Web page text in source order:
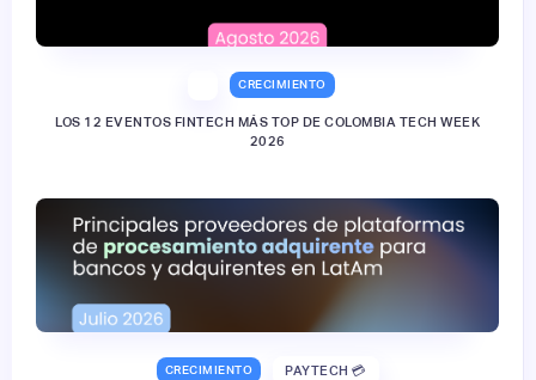
CRECIMIENTO
LOS 12 EVENTOS FINTECH MÁS TOP DE COLOMBIA TECH WEEK
2026
CRECIMIENTO PAYTECH 💳